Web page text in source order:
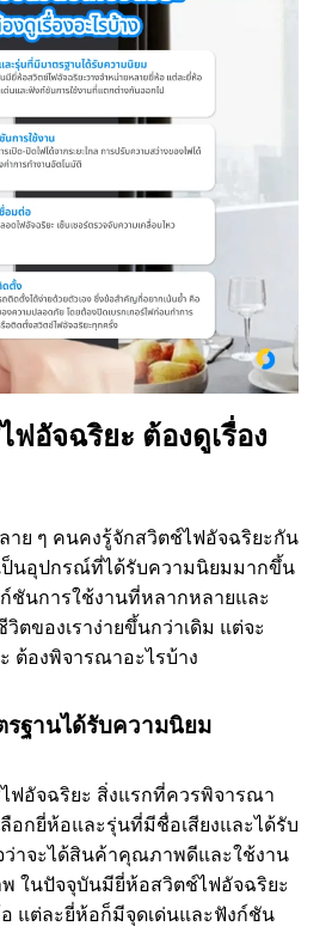
ฟอัจฉริยะ ต้องดูเรื่อง
าย ๆ คนคงรู้จักสวิตช์ไฟอัจฉริยะกัน
ป็นอุปกรณ์ที่ได้รับความนิยมมากขึ้น
ก์ชันการใช้งานที่หลากหลายและ
ตของเราง่ายขึ้นกว่าเดิม แต่จะ
ต้องพิจารณาอะไรบ้าง
ฐานได้รับความนิยม
ฟอัจฉริยะ สิ่งแรกที่ควรพิจารณา
อกยี่ห้อและรุ่นที่มีชื่อเสียงและได้รับ
ว่าจะได้สินค้าคุณภาพดีและใช้งาน
ในปัจจุบันมียี่ห้อสวิตช์ไฟอัจฉริยะ
แต่ละยี่ห้อก็มีจุดเด่นและฟังก์ชัน